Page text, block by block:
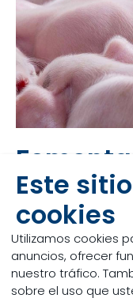
Este
cookies
Utilizamos cookies
anuncios, ofrecer
nuestro tráfico.
sobre el uso que
Vitalidad
La supervivencia
ha sido clave
la cerda. Las
mortalidad
del destete. La